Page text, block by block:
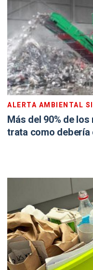
ALERTA AMBIENTAL
Más del 90% de
trata como debería